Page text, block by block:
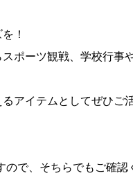
！
ポーツ観戦、学校行事
アイテムとしてぜひご
で、そちらでもご確認